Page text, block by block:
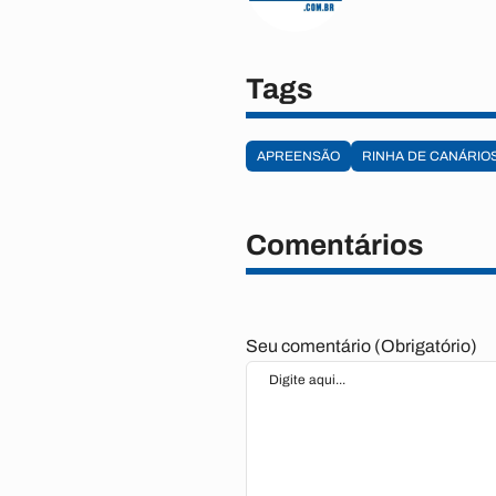
Tags
APREENSÃO RINHA DE
Comentários
Seu comentário (Obrigatório)